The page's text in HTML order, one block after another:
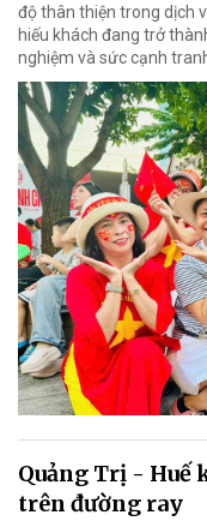
độ thân thiện trong dịch
hiếu khách đang trở
nghiệm và sức cạnh
Quảng Trị - Huế
trên đường ray